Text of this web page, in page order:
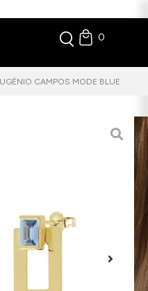
0
CAMPOS MODE BLUE